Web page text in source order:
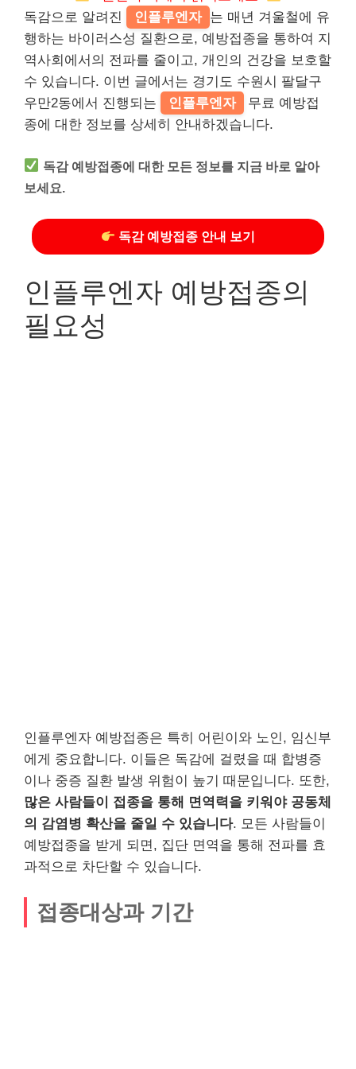
독감으로 알려진
인플루엔자 는 매년 겨울철에 유
행하는 바이러스성 질환으로, 예방접종을 통하여 지
역사회에서의 전파를 줄이고, 개인의 건강을 보호할
수 있습니다. 이번 글에서는 경기도 수원시 팔달구
우만2동에서 진행되는
인플루엔자
무료 예방접
종에 대한 정보를 상세히 안내하겠습니다.
독감 예방접종에 대한 모든 정보를 지금 바로 알아
보세요.
독감 예방접종 안내 보기
인플루엔자 예방접종의
필요성
인플루엔자 예방접종은 특히 어린이와 노인, 임신부
에게 중요합니다. 이들은 독감에 걸렸을 때 합병증
이나 중증 질환 발생 위험이 높기 때문입니다. 또한,
많은 사람들이 접종을 통해 면역력을 키워야 공동체
의 감염병 확산을 줄일 수 있습니다. 모든 사람들이
예방접종을 받게 되면, 집단 면역을 통해 전파를 효
과적으로 차단할 수 있습니다.
접종대상과 기간